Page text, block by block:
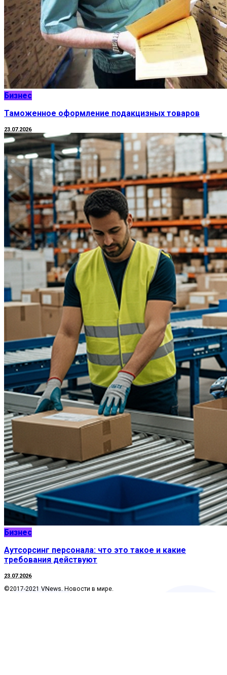
Бизнес
Таможенное оформление подакцизных товаров
23.07.2026
Бизнес
Аутсорсинг персонала: что это такое и какие
требования действуют
23.07.2026
©2017-2021 VNews. Новости в мире.